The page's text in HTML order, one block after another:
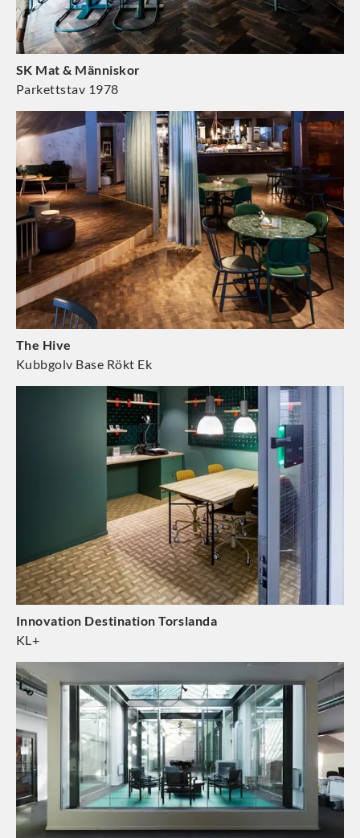
SK Mat & Människor
Parkettstav 1978
The Hive
Kubbgolv Base Rökt Ek
Innovation Destination Torslanda
KL+